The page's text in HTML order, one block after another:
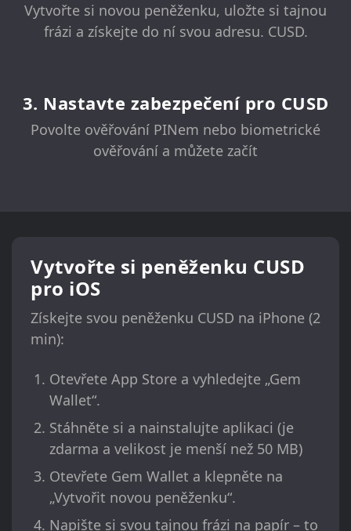
Vytvořte si novou peněženku, uložte si tajnou
frázi a získejte do ní svou adresu. CUSD.
3. Nastavte zabezpečení pro CUSD
Povolte ověřování PINem nebo biometrické
ověřování a můžete začít
Vytvořte si peněženku CUSD
pro iOS
Získejte svou peněženku CUSD na iPhone (2
min):
Otevřete App Store a vyhledejte „Gem
Wallet“.
Stáhněte si a nainstalujte aplikaci (je
zdarma a velikost je menší než 50 MB)
Otevřete Gem Wallet a klepněte na
„Vytvořit novou peněženku“.
Napište si svou tajnou frázi na papír – to